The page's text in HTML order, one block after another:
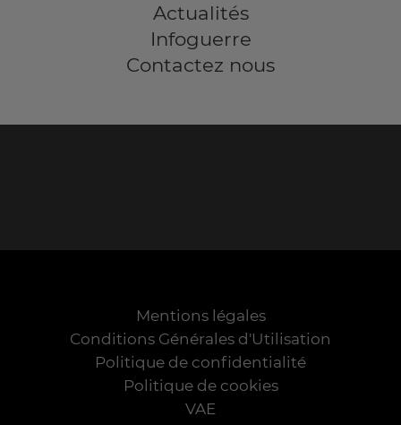
Actualités
Infoguerre
Contactez nous
Mentions légales
Conditions Générales d'Utilisation
Politique de confidentialité
Politique de cookies
VAE